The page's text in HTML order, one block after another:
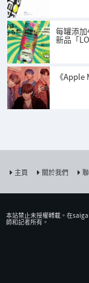
每罐添
新品「
《
主頁 關於我們
本站禁止未授權𨍭載。在
師和記者所有。